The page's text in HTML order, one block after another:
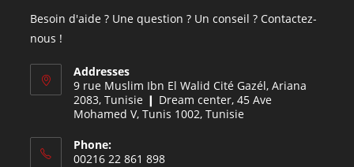
Besoin d'aide ? Une question ? Un conseil ? Contactez-
nous !
Addresses
9 rue Muslim Ibn El Walid Cité Gazél, Ariana
2083, Tunisie ❙ Dream center, 45 Ave
Mohamed V, Tunis 1002, Tunisie
Phone:
00216 22 861 898